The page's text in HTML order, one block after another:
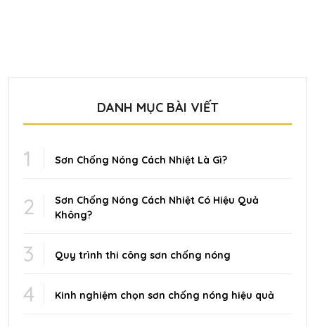
DANH MỤC BÀI VIẾT
1 Sơn Chống Nóng Cách Nhiệt Là Gì?
2
Sơn Chống Nóng Cách Nhiệt Có Hiệu Quả
Không?
3 Quy trình thi công sơn chống nóng
4 Kinh nghiệm chọn sơn chống nóng hiệu quả